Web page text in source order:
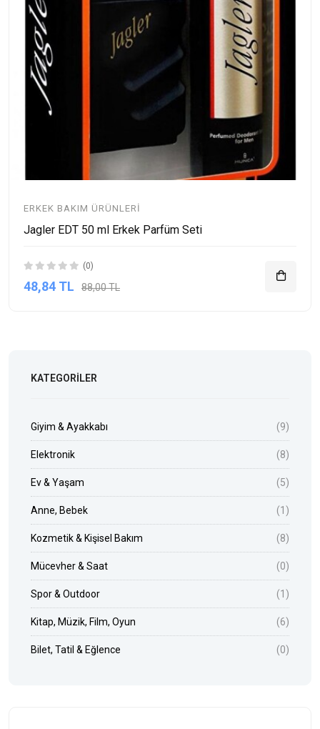
ERKEK BAKIM ÜRÜNLERI
Jagler EDT 50 ml Erkek Parfüm Seti
(0)
48,84 TL 88,00 TL
KATEGORILER
Giyim & Ayakkabı (9)
Elektronik (8)
Ev & Yaşam (5)
Anne, Bebek (1)
Kozmetik & Kişisel Bakım (8)
Mücevher & Saat (0)
Spor & Outdoor (1)
Kitap, Müzik, Film, Oyun (6)
Bilet, Tatil & Eğlence (0)